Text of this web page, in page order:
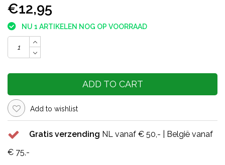
€12,95
NU 1 ARTIKELEN NOG OP VOORRAAD
ADD TO CART
Add to wishlist
Gratis verzending NL vanaf € 50,- | België vanaf
€ 75,-